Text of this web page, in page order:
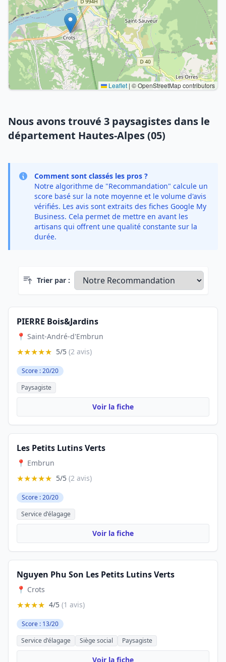
Leaflet | © OpenStreetMap contributors
Nous avons trouvé 3 paysagistes dans le
département Hautes-Alpes (05)
Comment sont classés les pros ?
Notre algorithme de "Recommandation" calcule un
score basé sur la note moyenne et le volume d'avis
vérifiés. Les avis sont extraits des fiches Google My
Business. Cela permet de mettre en avant les
artisans qui offrent une qualité constante sur la
durée.
Trier par :
PIERRE Bois&Jardins
📍 Saint-André-d'Embrun
★★★★★ 5/5 (2 avis)
Score : 20/20
Paysagiste
Voir la fiche
Les Petits Lutins Verts
📍 Embrun
★★★★★ 5/5 (2 avis)
Score : 20/20
Service d'élagage
Voir la fiche
Nguyen Phu Son Les Petits Lutins Verts
📍 Crots
★★★★ 4/5 (1 avis)
Score : 13/20
Service d'élagage
Siège social Paysagiste
Voir la fiche